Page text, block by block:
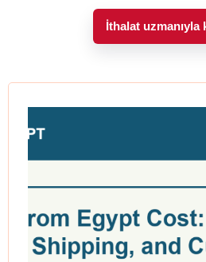
İthalat uzmanıyla